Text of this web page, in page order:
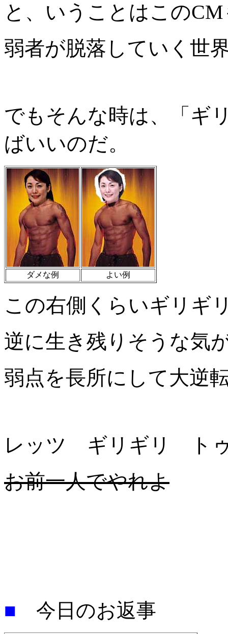
と、いうことはこの
弱者が脱落していく世
でもそんな時は、「ギ
ばいいのだ。
ダメな例 よい例
この右側くらいギリギ
逆に生き残りそうな気
弱点を長所にして大逆
レッツ ギリギリ ト
お前一人でやれよ
■ 今日のお返事